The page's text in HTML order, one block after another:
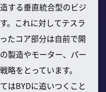
する垂直統合型のビジ
。これに対してテスラ
たコア部分は自前で開
製造やモーター、パー
略をとっています。
はBYDに追いつくこと